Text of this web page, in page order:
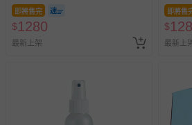
其他常見問題：
運送服務：目前提供的運送僅限台
亦保留出貨與否的權利。離島、偏
商品實際的配達日期，可於訂單個
即將售完
$1280
最新上架
即將售
$
最新上